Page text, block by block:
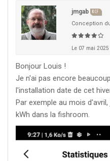
jmgab KCF
Conception
Le 07 mai
Bonjour Louis !
Je n'ai pas encore
l'installation date de cet
Par exemple au mois
kWh dans la fishroom.